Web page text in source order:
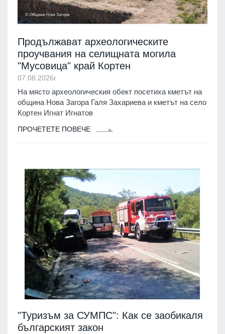
Продължават археологическите
проучвания на селищната могила
"Мусовица" край Кортен
07.08.2026г.
На място археологическия обект посетиха кметът на
община Нова Загора Галя Захариева и кметът на село
Кортен Игнат Игнатов
ПРОЧЕТЕТЕ ПОВЕЧЕ
"Туризъм за СУМПС": Как се заобикаля
българският закон